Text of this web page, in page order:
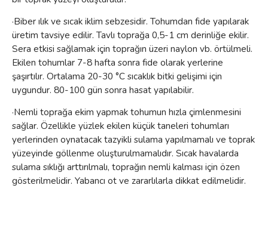
·Biber ılık ve sıcak iklim sebzesidir. Tohumdan fide yapılarak
üretim tavsiye edilir. Tavlı toprağa 0,5-1 cm derinliğe ekilir.
Sera etkisi sağlamak için toprağın üzeri naylon vb. örtülmeli.
Ekilen tohumlar 7-8 hafta sonra fide olarak yerlerine
şaşırtılır. Ortalama 20-30 °C sıcaklık bitki gelişimi için
uygundur. 80-100 gün sonra hasat yapılabilir.
·Nemli toprağa ekim yapmak tohumun hızla çimlenmesini
sağlar. Özellikle yüzlek ekilen küçük taneleri tohumları
yerlerinden oynatacak tazyikli sulama yapılmamalı ve toprak
yüzeyinde göllenme oluşturulmamalıdır. Sıcak havalarda
sulama sıklığı arttırılmalı, toprağın nemli kalması için özen
gösterilmelidir. Yabancı ot ve zararlılarla dikkat edilmelidir.